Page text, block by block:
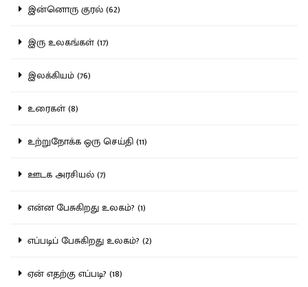
இன்னொரு குரல் (62)
இரு உலகங்கள் (17)
இலக்கியம் (76)
உரைகள் (8)
உற்றுநோக்க ஒரு செய்தி (11)
ஊடக அரசியல் (7)
என்ன பேசுகிறது உலகம்? (1)
எப்படிப் பேசுகிறது உலகம்? (2)
ஏன் எதற்கு எப்படி? (18)